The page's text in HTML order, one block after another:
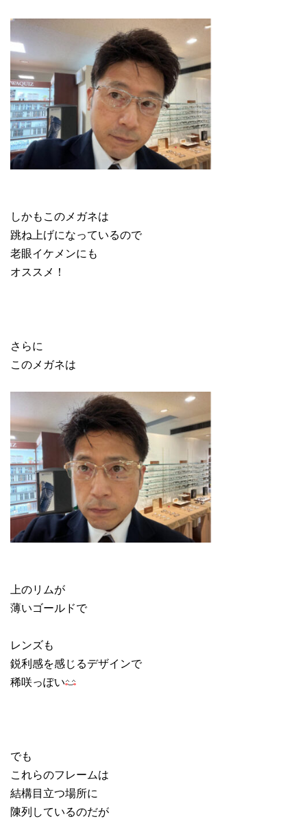
しかもこのメガネは
跳ね上げになっているので
老眼イケメンにも
オススメ！
さらに
このメガネは
上のリムが
薄いゴールドで
レンズも
鋭利感を感じるデザインで
稀咲っぽい
でも
これらのフレームは
結構目立つ場所に
陳列しているのだが